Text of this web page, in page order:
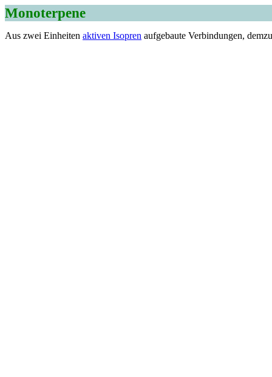
Monoterpene
Aus zwei Einheiten aktiven Isopren aufgebaute Verbindungen,